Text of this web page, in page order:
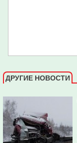
ДРУГИЕ НОВОСТИ